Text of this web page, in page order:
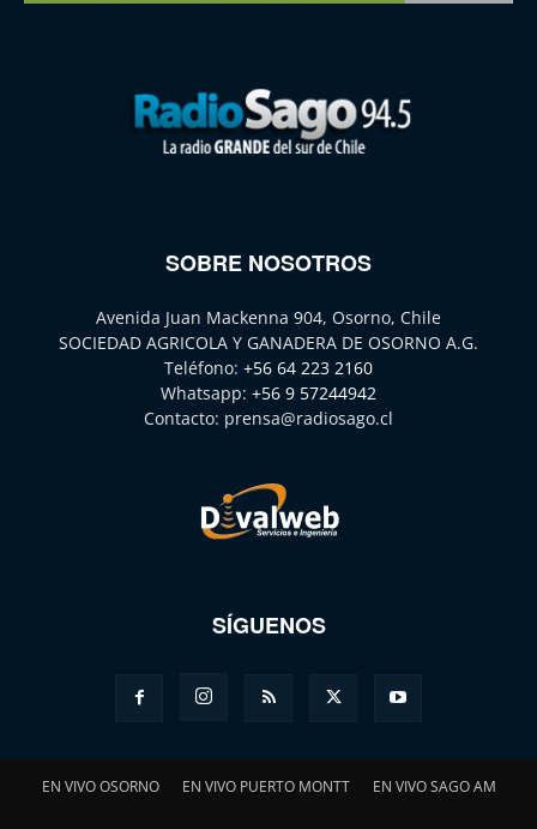
SOBRE NOSOTROS
Avenida Juan Mackenna 904, Osorno, Chile
SOCIEDAD AGRICOLA Y GANADERA DE OSORNO A.G.
Teléfono: +56 64 223 2160
Whatsapp: +56 9 57244942
Contacto: prensa@radiosago.cl
SÍGUENOS
EN VIVO OSORNO EN VIVO PUERTO MONTT EN VIVO SAGO AM